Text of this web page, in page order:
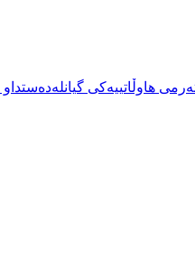
هاوڵاتییەکی
هێزە ئەمنییەکانی
لە کاتی کۆڵبەری لە
هاوڵاتی لە کاتی